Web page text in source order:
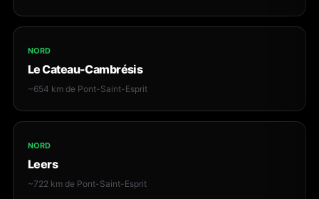
NORD
Le Cateau-Cambrésis
~654 km de Pont-Saint-Esprit
NORD
Leers
~722 km de Pont-Saint-Esprit